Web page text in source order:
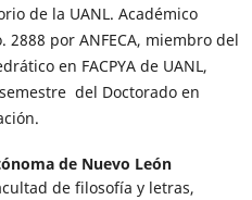
de la UANL. Académico
por ANFECA, miembro del
en FACPYA de UANL,
del Doctorado en
de Nuevo León
de filosofía y letras,